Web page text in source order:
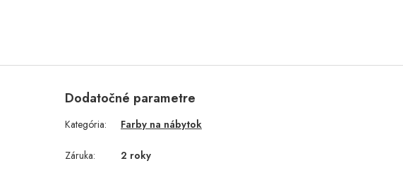
Dodatočné parametre
Kategória: Farby na nábytok
Záruka: 2 roky